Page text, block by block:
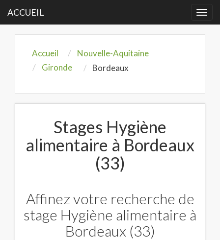
ACCUEIL
Accueil
Nouvelle-Aquitaine
Gironde
Bordeaux
Stages Hygiène
alimentaire à Bordeaux
(33)
Affinez votre recherche de
stage Hygiène alimentaire à
Bordeaux (33)